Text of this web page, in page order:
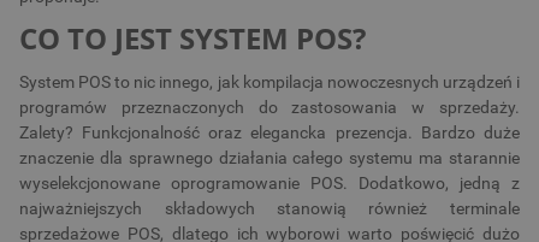
CO TO JEST SYSTEM POS?
System POS to nic innego, jak kompilacja nowoczesnych urządzeń i
programów przeznaczonych do zastosowania w sprzedaży.
Zalety? Funkcjonalność oraz elegancka prezencja. Bardzo duże
znaczenie dla sprawnego działania całego systemu ma starannie
wyselekcjonowane oprogramowanie POS. Dodatkowo, jedną z
najważniejszych składowych stanowią również terminale
sprzedażowe POS, dlatego ich wyborowi warto poświęcić dużo